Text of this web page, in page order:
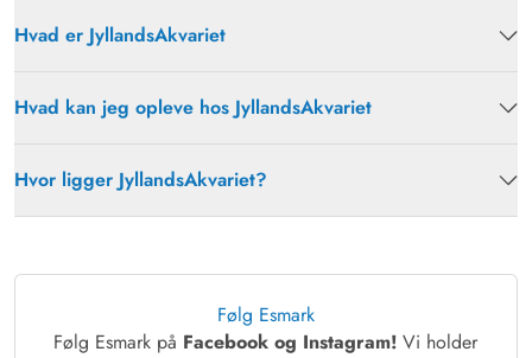
Hvad er JyllandsAkvariet
Hvad kan jeg opleve hos JyllandsAkvariet
Hvor ligger JyllandsAkvariet?
Følg Esmark
Følg Esmark på Facebook og Instagram! Vi holder